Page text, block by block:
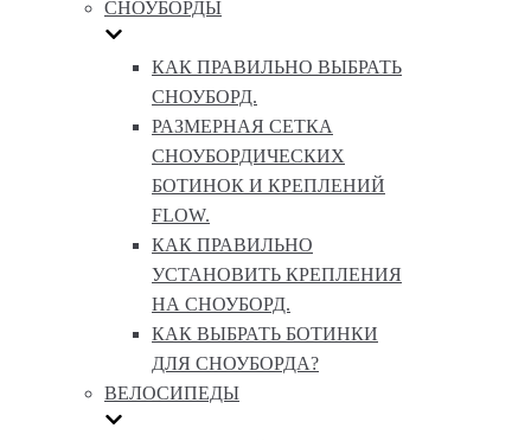
СНОУБОРДЫ
КАК ПРАВИЛЬНО ВЫБРАТЬ
СНОУБОРД.
РАЗМЕРНАЯ СЕТКА
СНОУБОРДИЧЕСКИХ
БОТИНОК И КРЕПЛЕНИЙ
FLOW.
КАК ПРАВИЛЬНО
УСТАНОВИТЬ КРЕПЛЕНИЯ
НА СНОУБОРД.
КАК ВЫБРАТЬ БОТИНКИ
ДЛЯ СНОУБОРДА?
ВЕЛОСИПЕДЫ